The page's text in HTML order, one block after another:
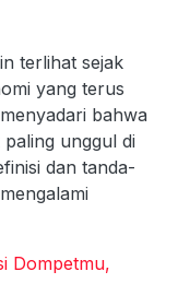
terlihat sejak
yang terus
bahwa
unggul di
dan tanda-
Dompetmu,